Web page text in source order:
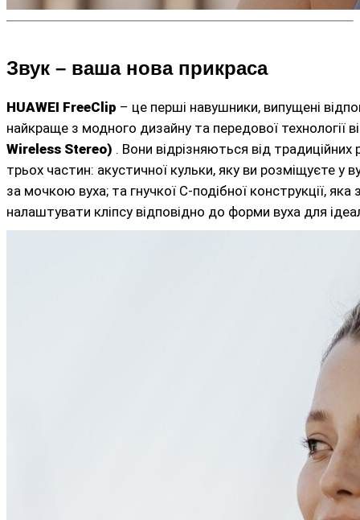
Звук – ваша нова прикраса
HUAWEI FreeClip – це перші навушники, випущені
найкраще з модного дизайну та передової технології
Wireless Stereo) . Вони відрізняються від
трьох частин: акустичної кульки, яку ви розміщуєте у
за мочкою вуха; та гнучкої C-подібної конструкції, яка
налаштувати кліпсу відповідно до форми вуха для